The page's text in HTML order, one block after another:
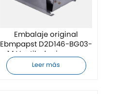
Embalaje original
Ebmpapst D2D146-BG03-
14 Ventilador inversor
Leer más